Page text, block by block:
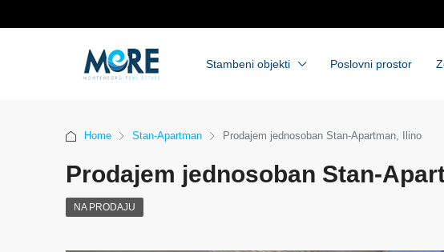
Stambeni objekti Poslovni prostor
Home Stan-Apartman Prodajem jednosoban Stan-Apartman, Ilino
Prodajem jednosoban Stan-
NA PRODAJU